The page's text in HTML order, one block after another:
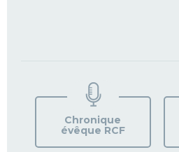
Chronique
évêque RCF